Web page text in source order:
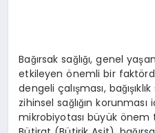
Bağırsak sağlığı, genel
etkileyen önemli bir
dengeli çalışması,
zihinsel sağlığın korunması
mikrobiyotası büyük önem